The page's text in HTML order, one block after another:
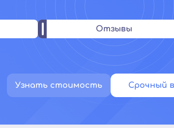
Отзывы
Узнать стоимость Срочный